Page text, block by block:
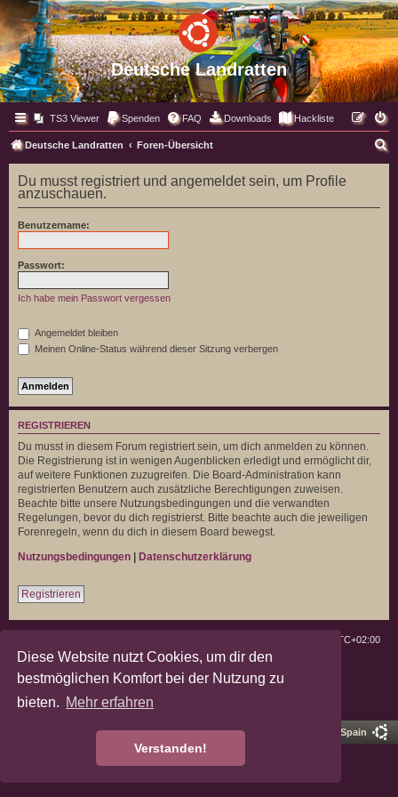
Diese Website nutzt Cookies, um dir den
bestmöglichen Komfort bei der Nutzung zu
bieten. Mehr erfahren
Verstanden!
Deutsche Landratten
TS3 Viewer Spenden FAQ Downloads Hackliste
Deutsche Landratten Foren-Übersicht
u
Du musst registriert und angemeldet sein, um Profile
anzuschauen.
Benutzername:
Passwort:
Ich habe mein Passwort vergessen
Angemeldet bleiben
Meinen Online-Status während dieser Sitzung verbergen
REGISTRIEREN
Du musst in diesem Forum registriert sein, um dich anmelden zu können.
Die Registrierung ist in wenigen Augenblicken erledigt und ermöglicht dir,
auf weitere Funktionen zuzugreifen. Die Board-Administration kann
registrierten Benutzern auch zusätzliche Berechtigungen zuweisen.
Beachte bitte unsere Nutzungsbedingungen und die verwandten
Regelungen, bevor du dich registrierst. Bitte beachte auch die jeweiligen
Forenregeln, wenn du dich in diesem Board bewegst.
Nutzungsbedingungen | Datenschutzerklärung
Registrieren
UTC+02:00
Powered by phpBB ® Forum Software © phpBB Limited
phpBB.de
Datenschutz
Pro Ubuntu Lucid Style Ported 3.3 by phpBB Spain